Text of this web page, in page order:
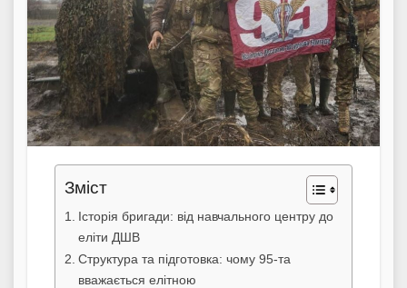
Зміст
Історія бригади: від навчального центру до
еліти ДШВ
Структура та підготовка: чому 95-та
вважається елітною